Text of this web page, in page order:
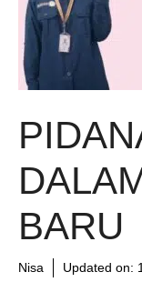
BARU
Nisa Updated on: